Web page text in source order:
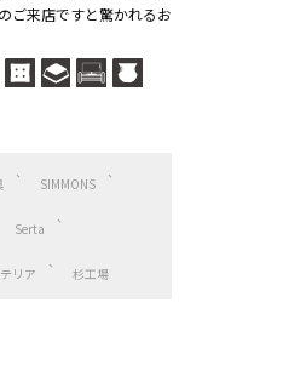
ご来店ですと驚かれるお
SIMMONS
Serta
リア 杉工場